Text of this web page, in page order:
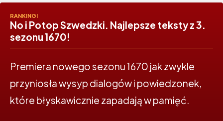
RANKINGI
No i Potop Szwedzki. Najlepsze teksty z 3.
sezonu 1670!
Premiera nowego sezonu 1670 jak zwykle
przyniosła wysyp dialogów i powiedzonek,
które błyskawicznie zapadają w pamięć.